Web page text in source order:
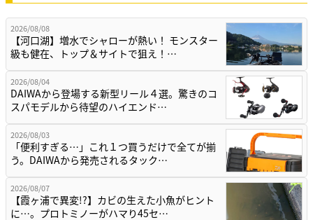
2026/08/08
【河口湖】増水でシャローが熱い！ モンスター
級も健在、トップ＆サイトで狙え！…
2026/08/04
DAIWAから登場する新型リール４選。驚きのコ
スパモデルから待望のハイエンド…
2026/08/03
「便利すぎる…」これ１つ買うだけで全てが揃
う。DAIWAから発売されるタック…
2026/08/07
【霞ヶ浦で異変!?】カビの生えた小魚がヒント
に…。プロトミノーがハマり45セ…